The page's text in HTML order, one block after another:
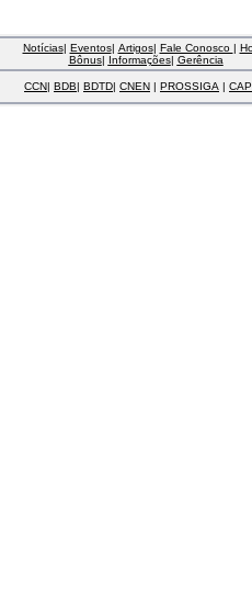
Notícias| Eventos| Artigos| Fale Conosco |
Bônus| Informações| Gerência
CCN| BDB| BDTD| CNEN | PROSSIGA |